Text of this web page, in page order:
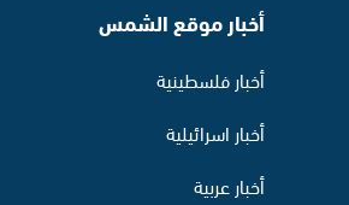
أخبار موقع الشمس
أخبار فلسطينية
أخبار اسرائيلية
أخبار عربية